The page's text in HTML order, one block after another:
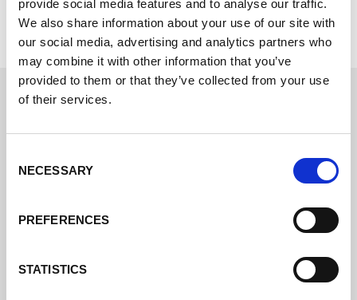
provide social media features and to analyse our traffic.
We also share information about your use of our site with
our social media, advertising and analytics partners who
may combine it with other information that you’ve
provided to them or that they’ve collected from your use
of their services.
Selection
NECESSARY
PREFERENCES
STATISTICS
ozveme.
Internal error: Contact form currently not